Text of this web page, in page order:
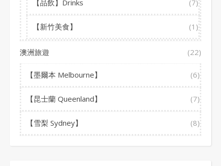
【品飲】Drinks (7)
【新竹美食】 (1)
澳洲旅遊 (22)
【墨爾本 Melbourne】 (6)
【昆士蘭 Queenland】 (7)
【雪梨 Sydney】 (8)